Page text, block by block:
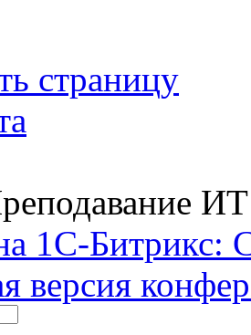
страницу
1С-Битрикс:
версия